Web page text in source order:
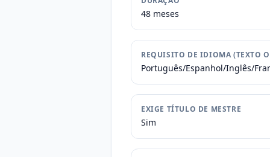
48 meses
REQUISITO DE IDIOMA (TEXTO
Português/Espanhol/Inglês/
EXIGE TÍTULO DE MESTRE
Sim